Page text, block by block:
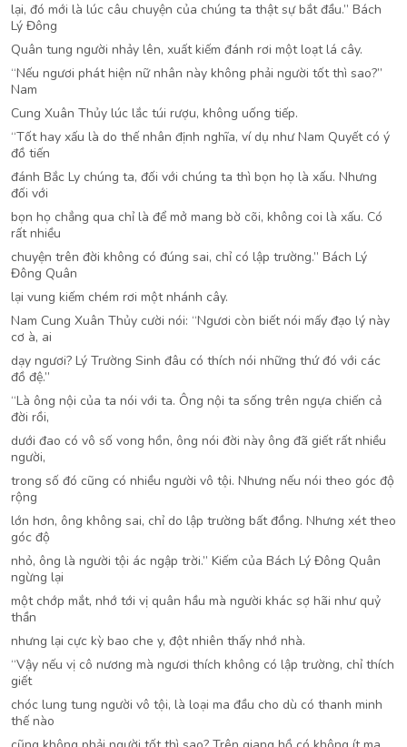
lại, đó mới là lúc câu chuyện của chúng ta thật sự bắt đầu.” Bách
Lý Đông
Quân tung người nhảy lên, xuất kiếm đánh rơi một loạt lá cây.
“Nếu ngươi phát hiện nữ nhân này không phải người tốt thì sao?”
Nam
Cung Xuân Thủy lúc lắc túi rượu, không uống tiếp.
“Tốt hay xấu là do thế nhân định nghĩa, ví dụ như Nam Quyết có ý
đồ tiến
đánh Bắc Ly chúng ta, đối với chúng ta thì bọn họ là xấu. Nhưng
đối với
bọn họ chẳng qua chỉ là để mở mang bờ cõi, không coi là xấu. Có
rất nhiều
chuyện trên đời không có đúng sai, chỉ có lập trường.” Bách Lý
Đông Quân
lại vung kiếm chém rơi một nhánh cây.
Nam Cung Xuân Thủy cười nói: “Ngươi còn biết nói mấy đạo lý này
cơ à, ai
dạy ngươi? Lý Trường Sinh đâu có thích nói những thứ đó với các
đồ đệ.”
“Là ông nội của ta nói với ta. Ông nội ta sống trên ngựa chiến cả
đời rồi,
dưới đao có vô số vong hồn, ông nói đời này ông đã giết rất nhiều
người,
trong số đó cũng có nhiều người vô tội. Nhưng nếu nói theo góc độ
rộng
lớn hơn, ông không sai, chỉ do lập trường bất đồng. Nhưng xét theo
góc độ
nhỏ, ông là người tội ác ngập trời.” Kiếm của Bách Lý Đông Quân
ngừng lại
một chớp mắt, nhớ tới vị quân hầu mà người khác sợ hãi như quỷ
thần
nhưng lại cực kỳ bao che y, đột nhiên thấy nhớ nhà.
“Vậy nếu vị cô nương mà ngươi thích không có lập trường, chỉ thích
giết
chóc lung tung người vô tội, là loại ma đầu cho dù có thanh minh
thế nào